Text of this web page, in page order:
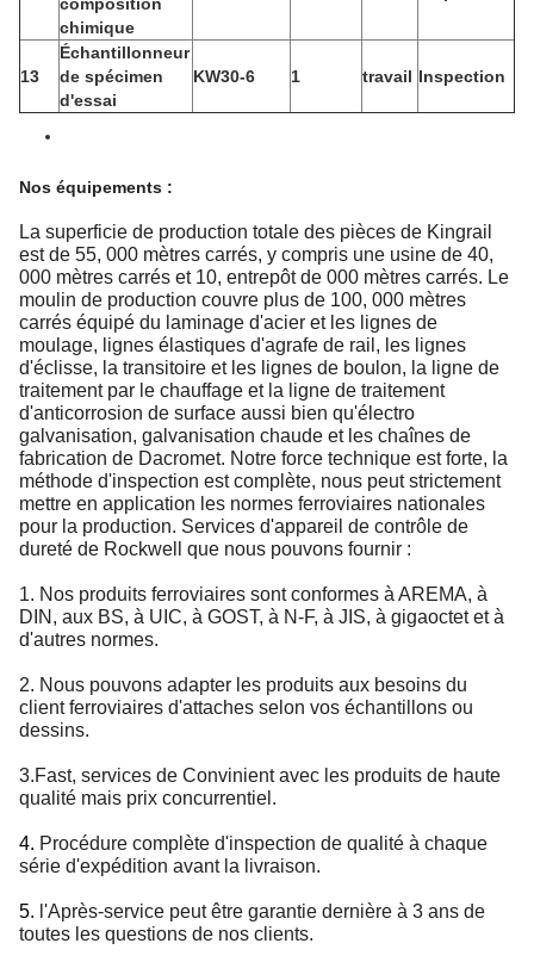
chimique
13
Échantillonneur
de spécimen
d'essai
KW30-6 1 travail Inspection
Nos équipements :
La superficie de production totale des pièces de Kingrail
est de 55, 000 mètres carrés, y compris une usine de 40,
000 mètres carrés et 10, entrepôt de 000 mètres carrés. Le
moulin de production couvre plus de 100, 000 mètres
carrés équipé du laminage d'acier et les lignes de
moulage, lignes élastiques d'agrafe de rail, les lignes
d'éclisse, la transitoire et les lignes de boulon, la ligne de
traitement par le chauffage et la ligne de traitement
d'anticorrosion de surface aussi bien qu'électro
galvanisation, galvanisation chaude et les chaînes de
fabrication de Dacromet. Notre force technique est forte, la
méthode d'inspection est complète, nous peut strictement
mettre en application les normes ferroviaires nationales
pour la production. Services d'appareil de contrôle de
dureté de Rockwell que nous pouvons fournir :
1. Nos produits ferroviaires sont conformes à AREMA, à
DIN, aux BS, à UIC, à GOST, à N-F, à JIS, à gigaoctet et à
d'autres normes.
2. Nous pouvons adapter les produits aux besoins du
client ferroviaires d'attaches selon vos échantillons ou
dessins.
3.Fast, services de Convinient avec les produits de haute
qualité mais prix concurrentiel.
4. Procédure complète d'inspection de qualité à chaque
série d'expédition avant la livraison.
5. l'Après-service peut être garantie dernière à 3 ans de
toutes les questions de nos clients.